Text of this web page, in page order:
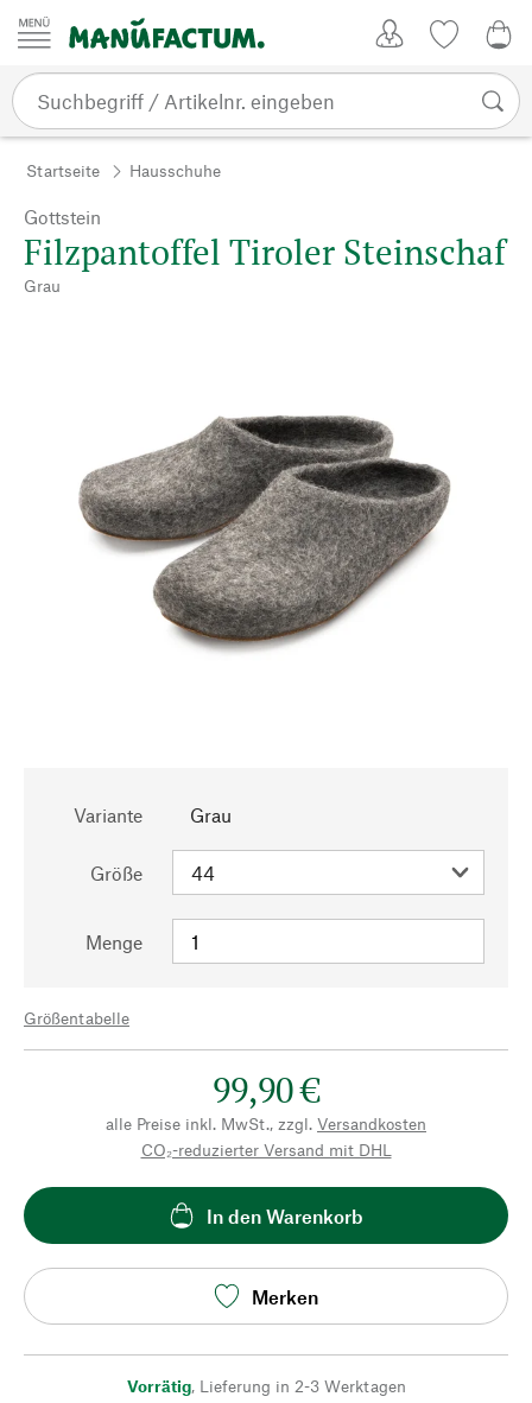
Zum Inhalt springen
Startseite Hausschuhe
Gottstein
Filzpantoffel Tiroler Steinschaf
Grau
Variante Grau
Größe
Menge
Größentabelle
99,90 €
alle Preise inkl. MwSt., zzgl. Versandkosten
CO₂-reduzierter Versand mit DHL
In den Warenkorb
Merken
Vorrätig, Lieferung in 2-3 Werktagen